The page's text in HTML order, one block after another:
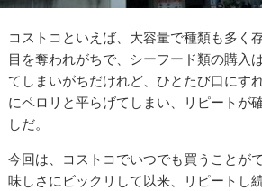
コストコといえば、大容量で種類も多く
目を奪われがちで、シーフード類の購入
てしまいがちだけれど、ひとたび口にす
にペロリと平らげてしまい、リピートが
しだ。
今回は、コストコでいつでも買うことが
味しさにビックリして以来、リピートし